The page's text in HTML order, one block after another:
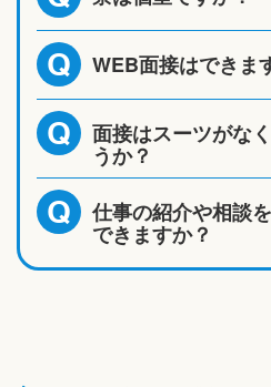
Q WEB面接はできま
Q 面接はスーツがな
うか？
Q 仕事の紹介や相談
できますか？